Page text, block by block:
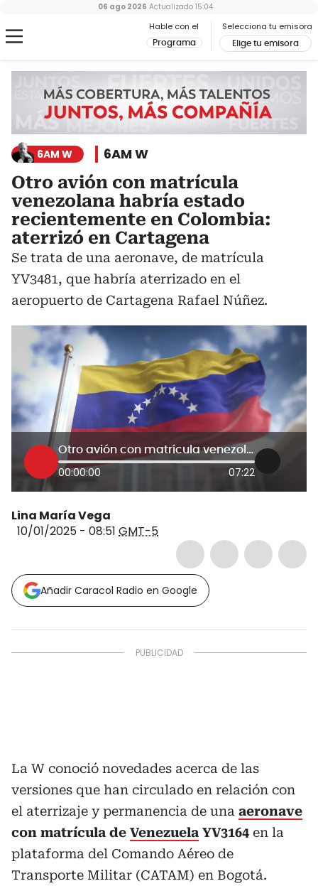
Hable con el
Programa
Selecciona tu emisora
Elige tu emisora
06 ago 2026 Actualizado 15:04
6AM W 6AM W
Otro avión con matrícula
venezolana habría estado
recientemente en Colombia:
aterrizó en Cartagena
Se trata de una aeronave, de matrícula
YV3481, que habría aterrizado en el
aeropuerto de Cartagena Rafael Núñez.
Otro avión con matrícula venezolana habría estado en Cartagena en las últimas horas
00:00:00 07:22
Lina María Vega
10/01/2025 - 08:51 GMT-5
Añadir Caracol Radio en Google
La W conoció novedades acerca de las
versiones que han circulado en relación con
el aterrizaje y permanencia de una aeronave
con matrícula de Venezuela YV3164 en la
plataforma del Comando Aéreo de
Transporte Militar (CATAM) en Bogotá.